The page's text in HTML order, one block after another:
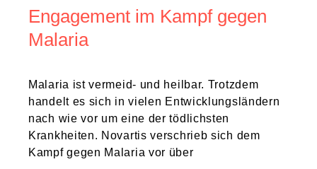
Engagement im Kampf gegen
Malaria
Malaria ist vermeid- und heilbar. Trotzdem
handelt es sich in vielen Entwicklungsländern
nach wie vor um eine der tödlichsten
Krankheiten. Novartis verschrieb sich dem
Kampf gegen Malaria vor über